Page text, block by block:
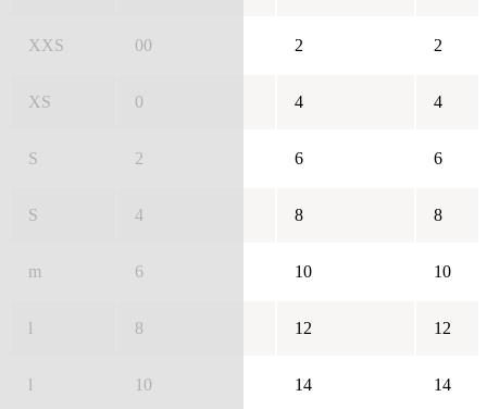
XXS 00 2 2
XS 0 4 4
S 2 6 6
S 4 8 8
m 6 10 10
l 8 12 12
l 10 14 14